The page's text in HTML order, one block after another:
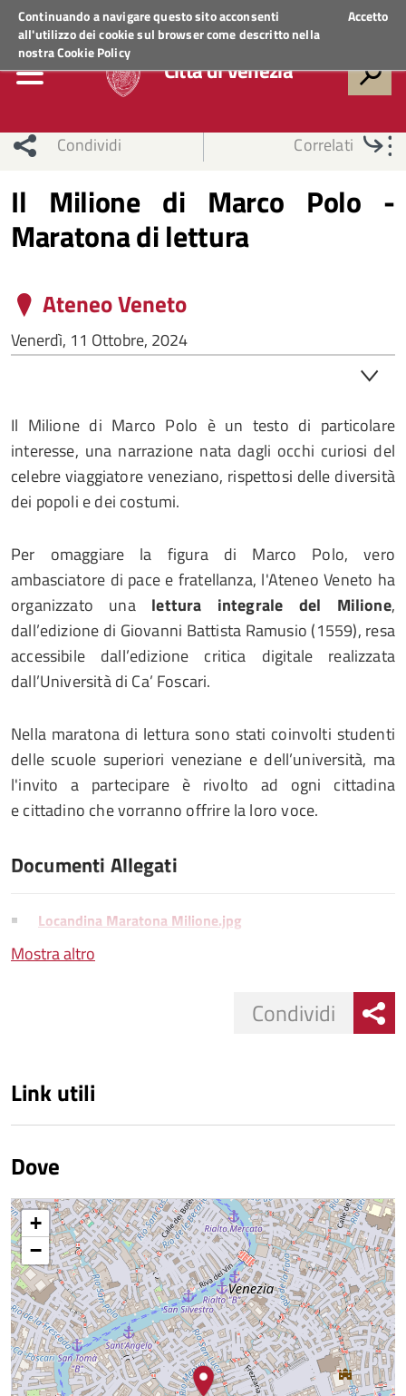
Continuando a navigare questo sito acconsenti
all'utilizzo dei cookie sul browser come descritto nella
nostraCookie Policy
Accetto
Regione VenetoACCEDI AI SERVIZI
Città di Venezia
Condividi Correlati
Il Milione di Marco Polo -
Maratona di lettura
Ateneo Veneto
Venerdì, 11 Ottobre, 2024
Il Milione di Marco Polo è un testo di particolare
interesse, una narrazione nata dagli occhi curiosi del
celebre viaggiatore veneziano, rispettosi delle diversità
dei popoli e dei costumi.
Per omaggiare la figura di Marco Polo, vero
ambasciatore di pace e fratellanza, l'Ateneo Veneto ha
organizzato una lettura integrale del Milione,
dall’edizione di Giovanni Battista Ramusio (1559), resa
accessibile dall’edizione critica digitale realizzata
dall’Università di Ca’ Foscari.
Nella maratona di lettura sono stati coinvolti studenti
delle scuole superiori veneziane e dell’università, ma
l'invito a partecipare è rivolto ad ogni cittadina
e cittadino che vorranno offrire la loro voce.
Documenti Allegati
Locandina Maratona Milione.jpg
Mostra altro
Condividi
Link utili
Dove
+
−